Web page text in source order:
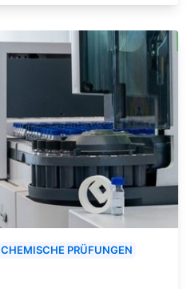
CHEMISCHE PRÜFUNGEN